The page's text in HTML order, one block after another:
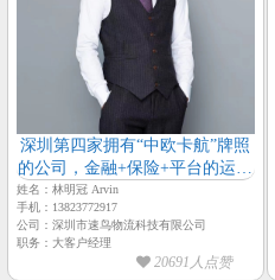
深圳第四家拥有“中欧卡航”牌照
的公司，金融+保险+平台的运作
模式-【速鸟物流-大客户经理-林
明冠】
姓名：林明冠 Arvin
手机：13823772917
公司：深圳市速鸟物流科技有限公司
职务：大客户经理
20691人点赞